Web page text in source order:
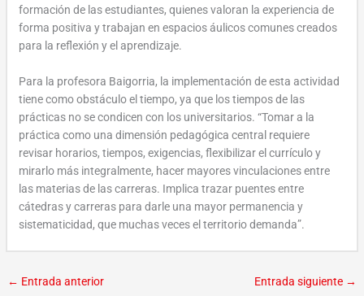
formación de las estudiantes, quienes valoran la experiencia de
forma positiva y trabajan en espacios áulicos comunes creados
para la reflexión y el aprendizaje.
Para la profesora Baigorria, la implementación de esta actividad
tiene como obstáculo el tiempo, ya que los tiempos de las
prácticas no se condicen con los universitarios. “Tomar a la
práctica como una dimensión pedagógica central requiere
revisar horarios, tiempos, exigencias, flexibilizar el currículo y
mirarlo más integralmente, hacer mayores vinculaciones entre
las materias de las carreras. Implica trazar puentes entre
cátedras y carreras para darle una mayor permanencia y
sistematicidad, que muchas veces el territorio demanda”.
← Entrada anterior Entrada siguiente →